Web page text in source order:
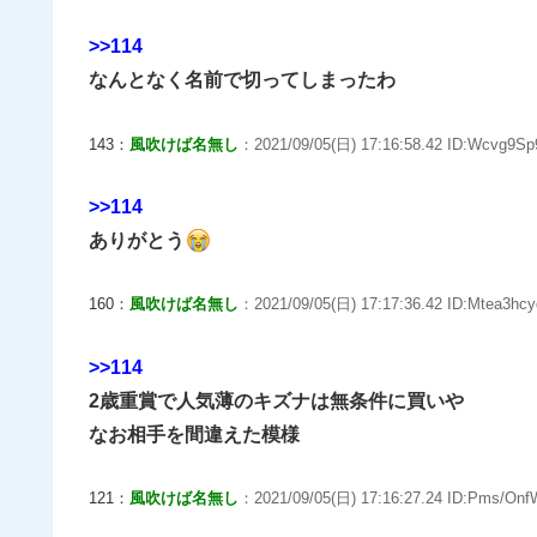
>>114
なんとなく名前で切ってしまったわ
143： 風吹けば名無し ：2021/09/05(日) 17:16:58.42
>>114
ありがとう
160： 風吹けば名無し ：2021/09/05(日) 17:17:36.42
>>114
2歳重賞で人気薄のキズナは無条件に買いや
なお相手を間違えた模様
121： 風吹けば名無し ：2021/09/05(日) 17:16:27.24 ID:Pms/